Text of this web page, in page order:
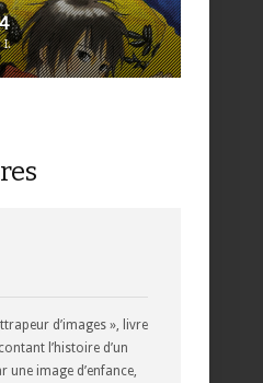
I.
d’images », livre
l’histoire d’un
une image d’enfance,